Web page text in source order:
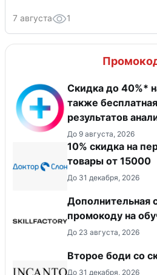
7 августа 1
Скидка до 40%*
также
результатов
До 9 августа, 2026
10% скидка на
товары от 15000
До 31 декабря, 2026
Дополнительная
промокоду на
До 23 августа, 2026
Второе боди со
До 31 декабря, 2026